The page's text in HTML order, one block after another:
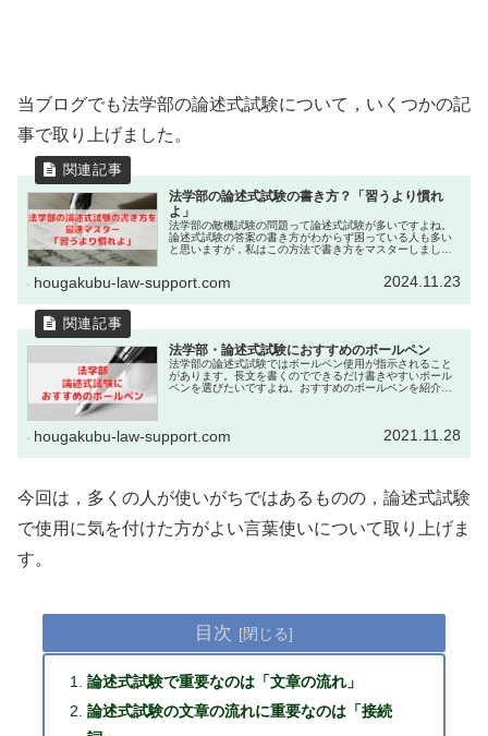
当ブログでも法学部の論述式試験について，いくつかの記
事で取り上げました。
法学部の論述式試験の書き方？「習うより慣れ
よ」
法学部の敵機試験の問題って論述式試験が多いですよね。
論述式試験の答案の書き方がわからず困っている人も多い
と思いますが，私はこの方法で書き方をマスターしまし
hougakubu-law-support.com 2024.11.23
法学部・論述式試験におすすめのボールペン
法学部の論述式試験ではボールペン使用が指示されること
があります。長文を書くのでできるだけ書きやすいボール
ペンを選びたいですよね。おすすめのボールペンを紹介し
hougakubu-law-support.com 2021.11.28
今回は，多くの人が使いがちではあるものの，論述式試験
で使用に気を付けた方がよい言葉使いについて取り上げま
す。
目次
論述式試験で重要なのは「文章の流れ」
論述式試験の文章の流れに重要なのは「接続